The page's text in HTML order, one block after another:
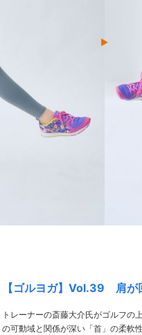
【ゴルヨガ】Vol.39 肩が
トレーナーの斎藤大介氏がゴルフの
の可動域と関係が深い「首」の柔軟性を高める